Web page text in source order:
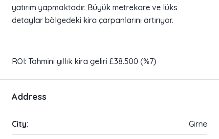
yatırım yapmaktadır. Büyük metrekare ve lüks
detaylar bölgedeki kira çarpanlarını artırıyor.
ROI: Tahmini yıllık kira geliri £38.500 (%7)
Address
City: Girne